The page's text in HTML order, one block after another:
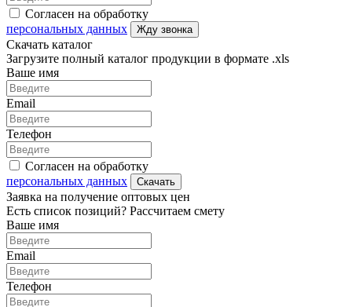
Согласен на обработку
персональных данных
Жду звонка
Скачать каталог
Загрузите полный каталог продукции в формате .xls
Ваше имя
Email
Телефон
Согласен на обработку
персональных данных
Скачать
Заявка на получение оптовых цен
Есть список позиций? Рассчитаем смету
Ваше имя
Email
Телефон